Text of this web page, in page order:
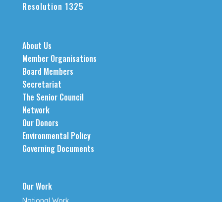
Resolution 1325
About Us
Member Organisations
Board Members
Secretariat
The Senior Council
Network
Our Donors
Environmental Policy
Governing Documents
Our Work